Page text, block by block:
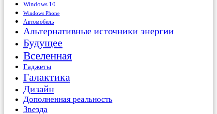
Windows 10
Windows Phone
Автомобиль
Альтернативные источники энергии
Будущее
Вселенная
Гаджеты
Галактика
Дизайн
Дополненная реальность
Звезда